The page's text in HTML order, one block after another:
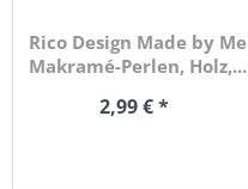
Rico Design Made by Me
Makramé-Perlen, Holz,...
2,99 € *